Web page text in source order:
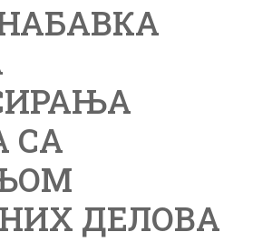
СА
ДЕЛОВА